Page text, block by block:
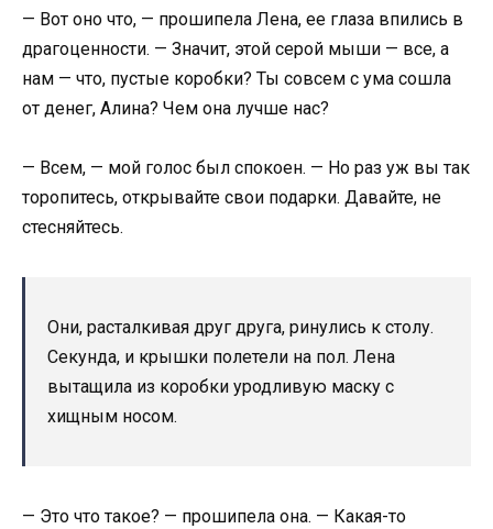
— Вот оно что, — прошипела Лена, ее глаза впились в
драгоценности. — Значит, этой серой мыши — все, а
нам — что, пустые коробки? Ты совсем с ума сошла
от денег, Алина? Чем она лучше нас?
— Всем, — мой голос был спокоен. — Но раз уж вы так
торопитесь, открывайте свои подарки. Давайте, не
стесняйтесь.
Они, расталкивая друг друга, ринулись к столу.
Секунда, и крышки полетели на пол. Лена
вытащила из коробки уродливую маску с
хищным носом.
— Это что такое? — прошипела она. — Какая-то